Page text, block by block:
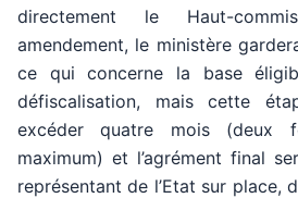
directement le Haut-
amendement, le ministère
ce qui concerne la base
défiscalisation, mais cette
excéder quatre mois (deux
maximum) et l’agrément final
représentant de l’Etat sur place,